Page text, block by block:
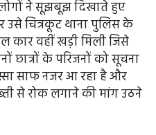
ने सूझबूझ दिखाते हुए
चित्रकूट थाना पुलिस के
कार वहीं खड़ी मिली जिसे
छात्रों के परिजनों को सूचना
साफ नजर आ रहा है और
से रोक लगाने की मांग उठने